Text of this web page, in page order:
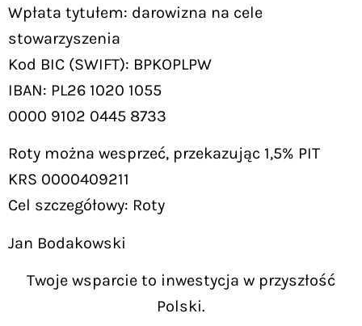
Wpłata tytułem: darowizna na cele
stowarzyszenia
Kod BIC (SWIFT): BPKOPLPW
IBAN: PL26 1020 1055
0000 9102 0445 8733
Roty można wesprzeć, przekazując 1,5% PIT
KRS 0000409211
Cel szczegółowy: Roty
Jan Bodakowski
Twoje wsparcie to inwestycja w przyszłość
Polski.